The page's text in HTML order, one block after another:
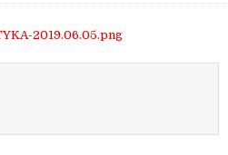
2019.06.05.png